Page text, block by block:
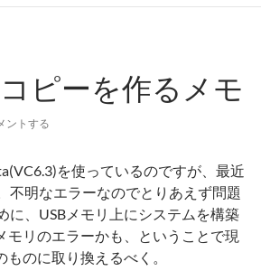
ピーを作るメモ
ントする
を使っているのですが、最近
不明なエラーなのでとりあえず問題
に、USBメモリ上にシステムを構築
モリのエラーかも、ということで現
のに取り換えるべく。